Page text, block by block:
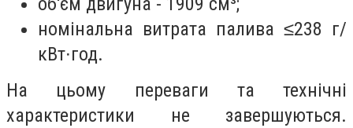
номінальна витрата палива ≤238 г/
кВт∙год.
На цьому переваги та технічні
характеристики не завершуються.